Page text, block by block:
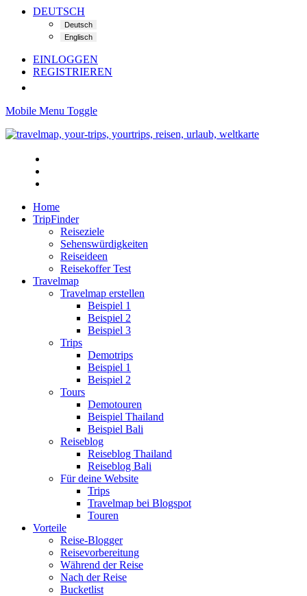
DEUTSCH
EINLOGGEN
REGISTRIEREN
Mobile Menu Toggle
Home
TripFinder
Reiseziele
Sehenswürdigkeiten
Reiseideen
Reisekoffer Test
Travelmap
Travelmap erstellen
Beispiel 1
Beispiel 2
Beispiel 3
Trips
Demotrips
Beispiel 1
Beispiel 2
Tours
Demotouren
Beispiel Thailand
Beispiel Bali
Reiseblog
Reiseblog Thailand
Reiseblog Bali
Für deine Website
Trips
Travelmap bei Blogspot
Touren
Vorteile
Reise-Blogger
Reisevorbereitung
Während der Reise
Nach der Reise
Bucketlist